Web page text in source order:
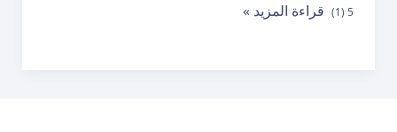
صيانة
5 (1) قراءة المزيد »